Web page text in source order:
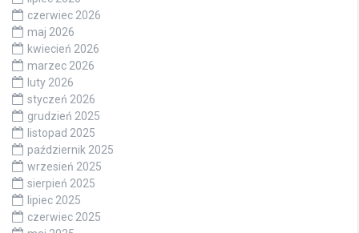
czerwiec 2026
maj 2026
kwiecień 2026
marzec 2026
luty 2026
styczeń 2026
grudzień 2025
listopad 2025
październik 2025
wrzesień 2025
sierpień 2025
lipiec 2025
czerwiec 2025